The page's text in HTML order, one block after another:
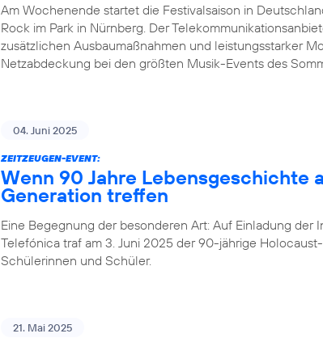
Am Wochenende startet die Festivalsaison in
Rock im Park in Nürnberg. Der
zusätzlichen Ausbaumaßnahmen und leistungsstarker
Netzabdeckung bei den größten Musik-Events des
04. Juni 2025
ZEITZEUGEN-EVENT:
Wenn 90 Jahre Lebensgeschichte
Generation treffen
Eine Begegnung der besonderen Art: Auf Einladung der
Telefónica traf am 3. Juni 2025 der 90-jährige
Schülerinnen und Schüler.
21. Mai 2025